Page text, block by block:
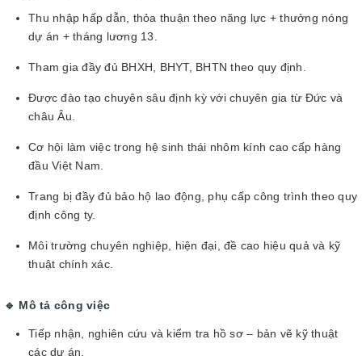
Thu nhập hấp dẫn, thỏa thuận theo năng lực + thưởng nóng
dự án + tháng lương 13.
Tham gia đầy đủ BHXH, BHYT, BHTN theo quy định.
Được đào tạo chuyên sâu định kỳ với chuyên gia từ Đức và
châu Âu.
Cơ hội làm việc trong hệ sinh thái nhôm kính cao cấp hàng
đầu Việt Nam.
Trang bị đầy đủ bảo hộ lao động, phụ cấp công trình theo quy
định công ty.
Môi trường chuyên nghiệp, hiện đại, đề cao hiệu quả và kỹ
thuật chính xác.
🔹 Mô tả công việc
Tiếp nhận, nghiên cứu và kiểm tra hồ sơ – bản vẽ kỹ thuật
các dự án.